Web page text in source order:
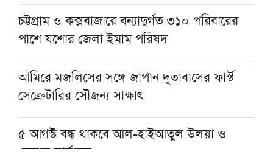
প্রধানমন্ত্রীর হাটহাজারী মাদরাসায় আগমন ঘিরে
আলেমদের প্রত্যাশা
চট্টগ্রাম ও কক্সবাজারে বন্যাদুর্গত ৩১০ পরিবারের
পাশে যশোর জেলা ইমাম পরিষদ
আমিরে মজলিসের সঙ্গে জাপান দূতাবাসের ফার্স্ট
সেক্রেটারির সৌজন্য সাক্ষাৎ
৫ আগস্ট বন্ধ থাকবে আল-হাইআতুল উলয়া ও
বেফাক কার্যালয়